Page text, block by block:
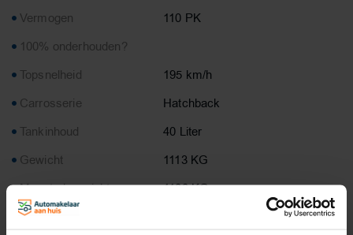
Vermogen
110 PK
100% onderhouden?
Topsnelheid
195 km/h
Carrosserie
Hatchback
Tankinhoud
40 Liter
Gewicht
1113 KG
Max. trekgewicht
1100 KG
Laadvermogen